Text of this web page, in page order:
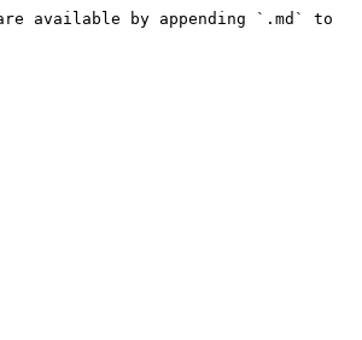
available by appending `.md` to